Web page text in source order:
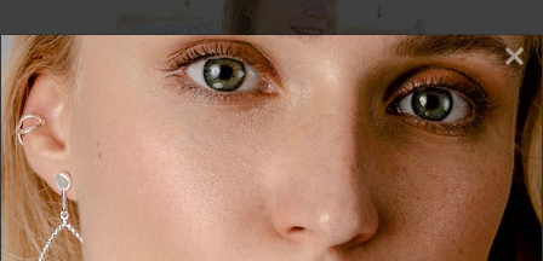
Wir nutzen Cookies auf unserer Website. Einige von
×